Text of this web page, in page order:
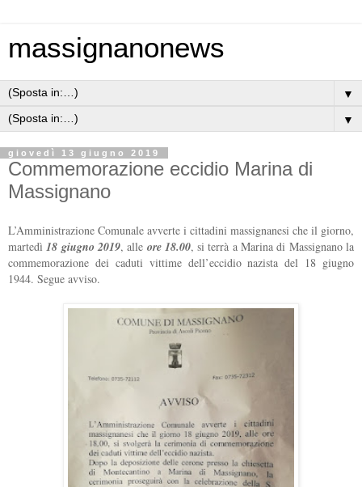
massignanonews
▼
▼
giovedì 13 giugno 2019
Commemorazione eccidio Marina di
Massignano
L’Amministrazione Comunale avverte i cittadini massignanesi che il giorno,
martedì 18 giugno 2019, alle ore 18.00, si terrà a Marina di Massignano la
commemorazione dei caduti vittime dell’eccidio nazista del 18 giugno
1944. Segue avviso.